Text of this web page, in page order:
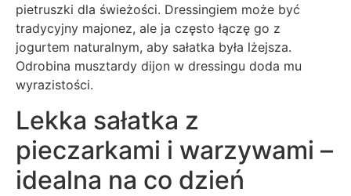
pietruszki dla świeżości. Dressingiem może być
tradycyjny majonez, ale ja często łączę go z
jogurtem naturalnym, aby sałatka była lżejsza.
Odrobina musztardy dijon w dressingu doda mu
wyrazistości.
Lekka sałatka z
pieczarkami i warzywami –
idealna na co dzień